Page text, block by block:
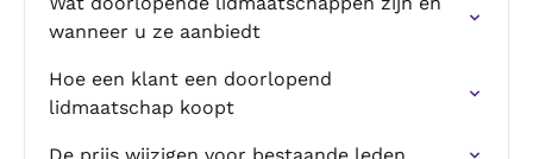
wanneer u ze aanbiedt
Hoe een klant een doorlopend
lidmaatschap koopt